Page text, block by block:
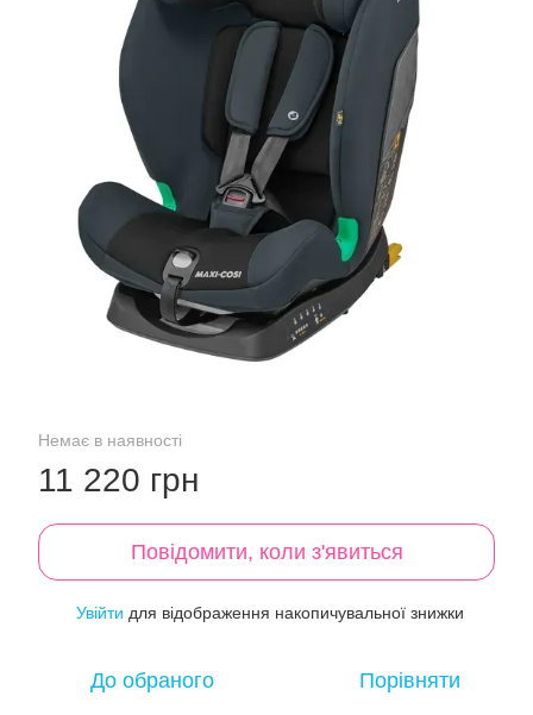
Немає в наявності
11 220 грн
Повідомити, коли з'явиться
Увійти для відображення накопичувальної знижки
До обраного Порівняти